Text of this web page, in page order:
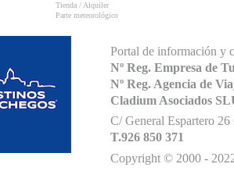
Tienda / Alquiler
Parte meteorológico
Portal de información y
Nº Reg. Empresa de
Nº Reg. Agencia de
Cladium Asociados
C/ General Espartero
T.926 850 371
Copyright © 2000 -